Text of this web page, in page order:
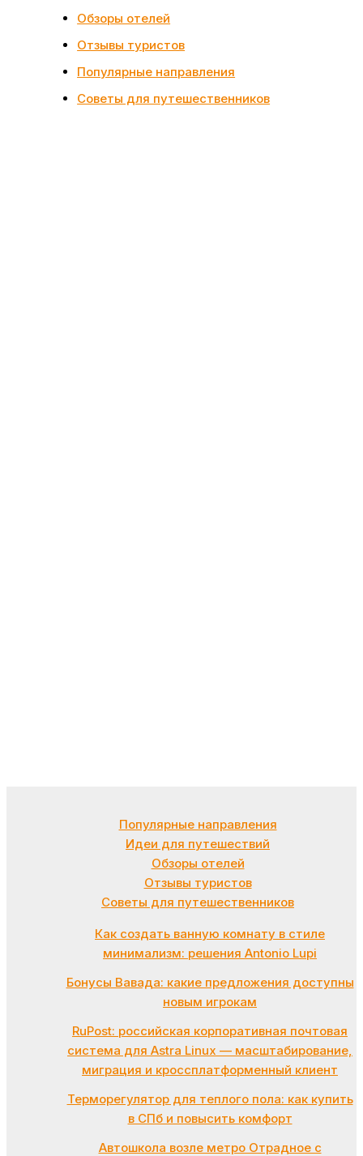
Обзоры отелей
Отзывы туристов
Популярные направления
Советы для путешественников
Популярные направления
Идеи для путешествий
Обзоры отелей
Отзывы туристов
Советы для путешественников
Как создать ванную комнату в стиле
минимализм: решения Antonio Lupi
Бонусы Вавада: какие предложения доступны
новым игрокам
RuPost: российская корпоративная почтовая
система для Astra Linux — масштабирование,
миграция и кроссплатформенный клиент
Терморегулятор для теплого пола: как купить
в СПб и повысить комфорт
Автошкола возле метро Отрадное с